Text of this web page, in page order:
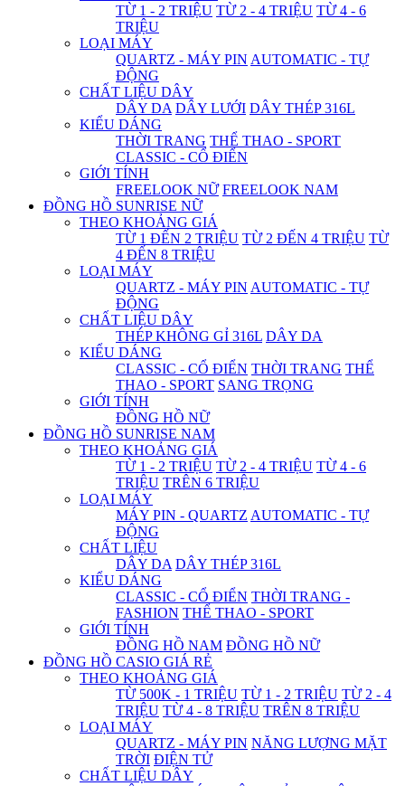
TỪ 1 - 2 TRIỆU TỪ 2 - 4 TRIỆU TỪ 4 - 6
TRIỆU
LOẠI MÁY
QUARTZ - MÁY PIN AUTOMATIC - TỰ
ĐỘNG
CHẤT LIỆU DÂY
DÂY DA DÂY LƯỚI DÂY THÉP 316L
KIỂU DÁNG
THỜI TRANG THỂ THAO - SPORT
CLASSIC - CỔ ĐIỂN
GIỚI TÍNH
FREELOOK NỮ FREELOOK NAM
ĐỒNG HỒ SUNRISE NỮ
THEO KHOẢNG GIÁ
TỪ 1 ĐẾN 2 TRIỆU TỪ 2 ĐẾN 4 TRIỆU TỪ
4 ĐẾN 8 TRIỆU
LOẠI MÁY
QUARTZ - MÁY PIN AUTOMATIC - TỰ
ĐỘNG
CHẤT LIỆU DÂY
THÉP KHÔNG GỈ 316L DÂY DA
KIỂU DÁNG
CLASSIC - CỔ ĐIỂN THỜI TRANG THỂ
THAO - SPORT SANG TRỌNG
GIỚI TÍNH
ĐỒNG HỒ NỮ
ĐỒNG HỒ SUNRISE NAM
THEO KHOẢNG GIÁ
TỪ 1 - 2 TRIỆU TỪ 2 - 4 TRIỆU TỪ 4 - 6
TRIỆU TRÊN 6 TRIỆU
LOẠI MÁY
MÁY PIN - QUARTZ AUTOMATIC - TỰ
ĐỘNG
CHẤT LIỆU
DÂY DA DÂY THÉP 316L
KIỂU DÁNG
CLASSIC - CỔ ĐIỂN THỜI TRANG -
FASHION THỂ THAO - SPORT
GIỚI TÍNH
ĐỒNG HỒ NAM ĐỒNG HỒ NỮ
ĐỒNG HỒ CASIO GIÁ RẺ
THEO KHOẢNG GIÁ
TỪ 500K - 1 TRIỆU TỪ 1 - 2 TRIỆU TỪ 2 - 4
TRIỆU TỪ 4 - 8 TRIỆU TRÊN 8 TRIỆU
LOẠI MÁY
QUARTZ - MÁY PIN NĂNG LƯỢNG MẶT
TRỜI ĐIỆN TỬ
CHẤT LIỆU DÂY